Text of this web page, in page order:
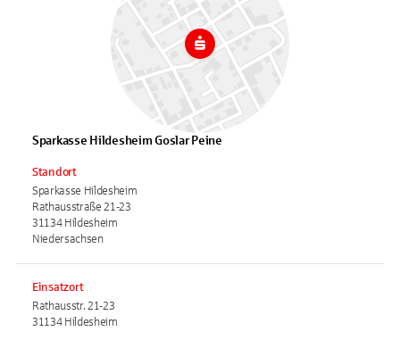
Sparkasse Hildesheim Goslar Peine
Standort
Sparkasse Hildesheim
Rathausstraße 21-23
31134 Hildesheim
Niedersachsen
Einsatzort
Rathausstr. 21-23
31134 Hildesheim